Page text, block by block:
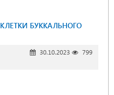
БУККАЛЬНОГО
30.10.2023
799